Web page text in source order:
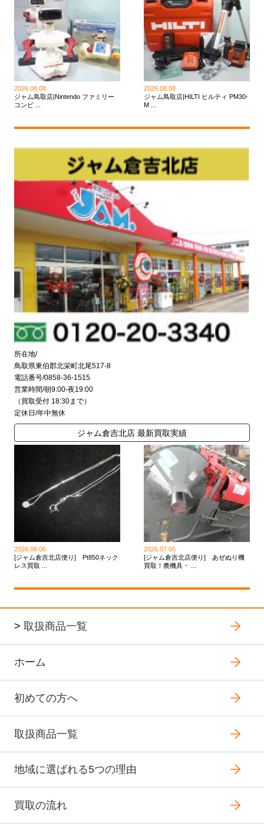
2026.08.08
ジャム鳥取店|Nintendo ファミリー
コンピ ...
2026.08.08
ジャム鳥取店|HILTI ヒルティ PM30-
M ...
所在地/
鳥取県東伯郡北栄町北尾517-8
電話番号/0858-36-1515
営業時間/朝9:00-夜19:00
（買取受付 18:30まで）
定休日/年中無休
ジャム倉吉北店 最新買取実績
2026.08.06
[ジャム倉吉北店便り] Pt850ネック
レス買取 ...
2026.07.05
[ジャム倉吉北店便り] あぜぬり機
買取！農機具・ ...
> 取扱商品一覧
ホーム
初めての方へ
取扱商品一覧
地域に選ばれる5つの理由
買取の流れ